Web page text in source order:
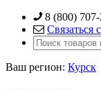
Skip
content
8 (800)
Связаться
Ваш регион: Курск